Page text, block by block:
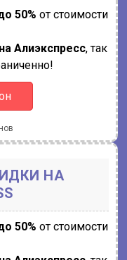
50% от стоимости
Алиэкспресс, так
НА
50% от стоимости